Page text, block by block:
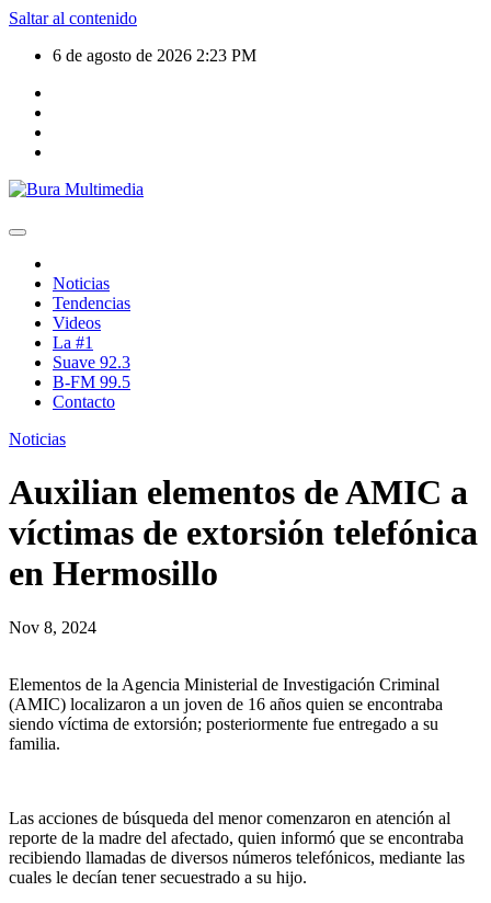
Saltar al contenido
6 de agosto de 2026 2:23 PM
Noticias
Tendencias
Videos
La #1
Suave 92.3
B-FM 99.5
Contacto
Noticias
Auxilian elementos de AMIC a
víctimas de extorsión telefónica
en Hermosillo
Nov 8, 2024
Elementos de la Agencia Ministerial de Investigación Criminal
(AMIC) localizaron a un joven de 16 años quien se encontraba
siendo víctima de extorsión; posteriormente fue entregado a su
familia.
Las acciones de búsqueda del menor comenzaron en atención al
reporte de la madre del afectado, quien informó que se encontraba
recibiendo llamadas de diversos números telefónicos, mediante las
cuales le decían tener secuestrado a su hijo.